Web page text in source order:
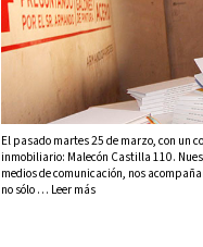
El pasado martes 25 de marzo, con un
inmobiliario: Malecón Castilla 110.
medios de comunicación, nos
no sólo … Leer más